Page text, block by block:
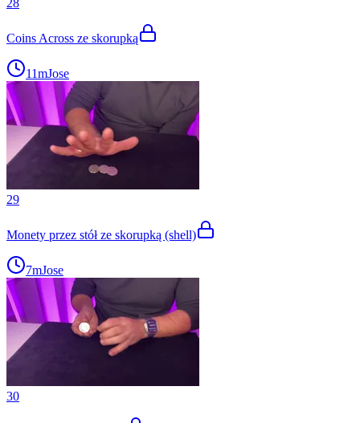
Coins Across ze skorupką
11mJose
29
Monety przez stół ze skorupką (shell)
7mJose
30